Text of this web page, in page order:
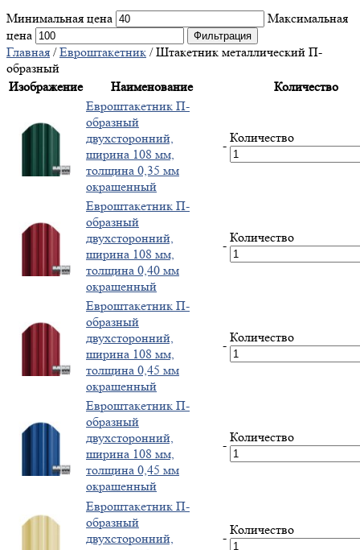
Минимальная цена
Максимальная
цена
Фильтрация
Главная /Евроштакетник / Штакетник металлический П-
образный
Изображение
Наименование
Количество
Евроштакетник П-
образный
двухсторонний,
ширина 108 мм,
толщина 0,35 мм
окрашенный
-
Количество
Евроштакетник П-
образный
двухсторонний,
ширина 108 мм,
толщина 0,40 мм
окрашенный
-
Количество
Евроштакетник П-
образный
двухсторонний,
ширина 108 мм,
толщина 0,45 мм
окрашенный
-
Количество
Евроштакетник П-
образный
двухсторонний,
ширина 108 мм,
толщина 0,45 мм
окрашенный
-
Количество
Евроштакетник П-
образный
двухсторонний,
-
Количество